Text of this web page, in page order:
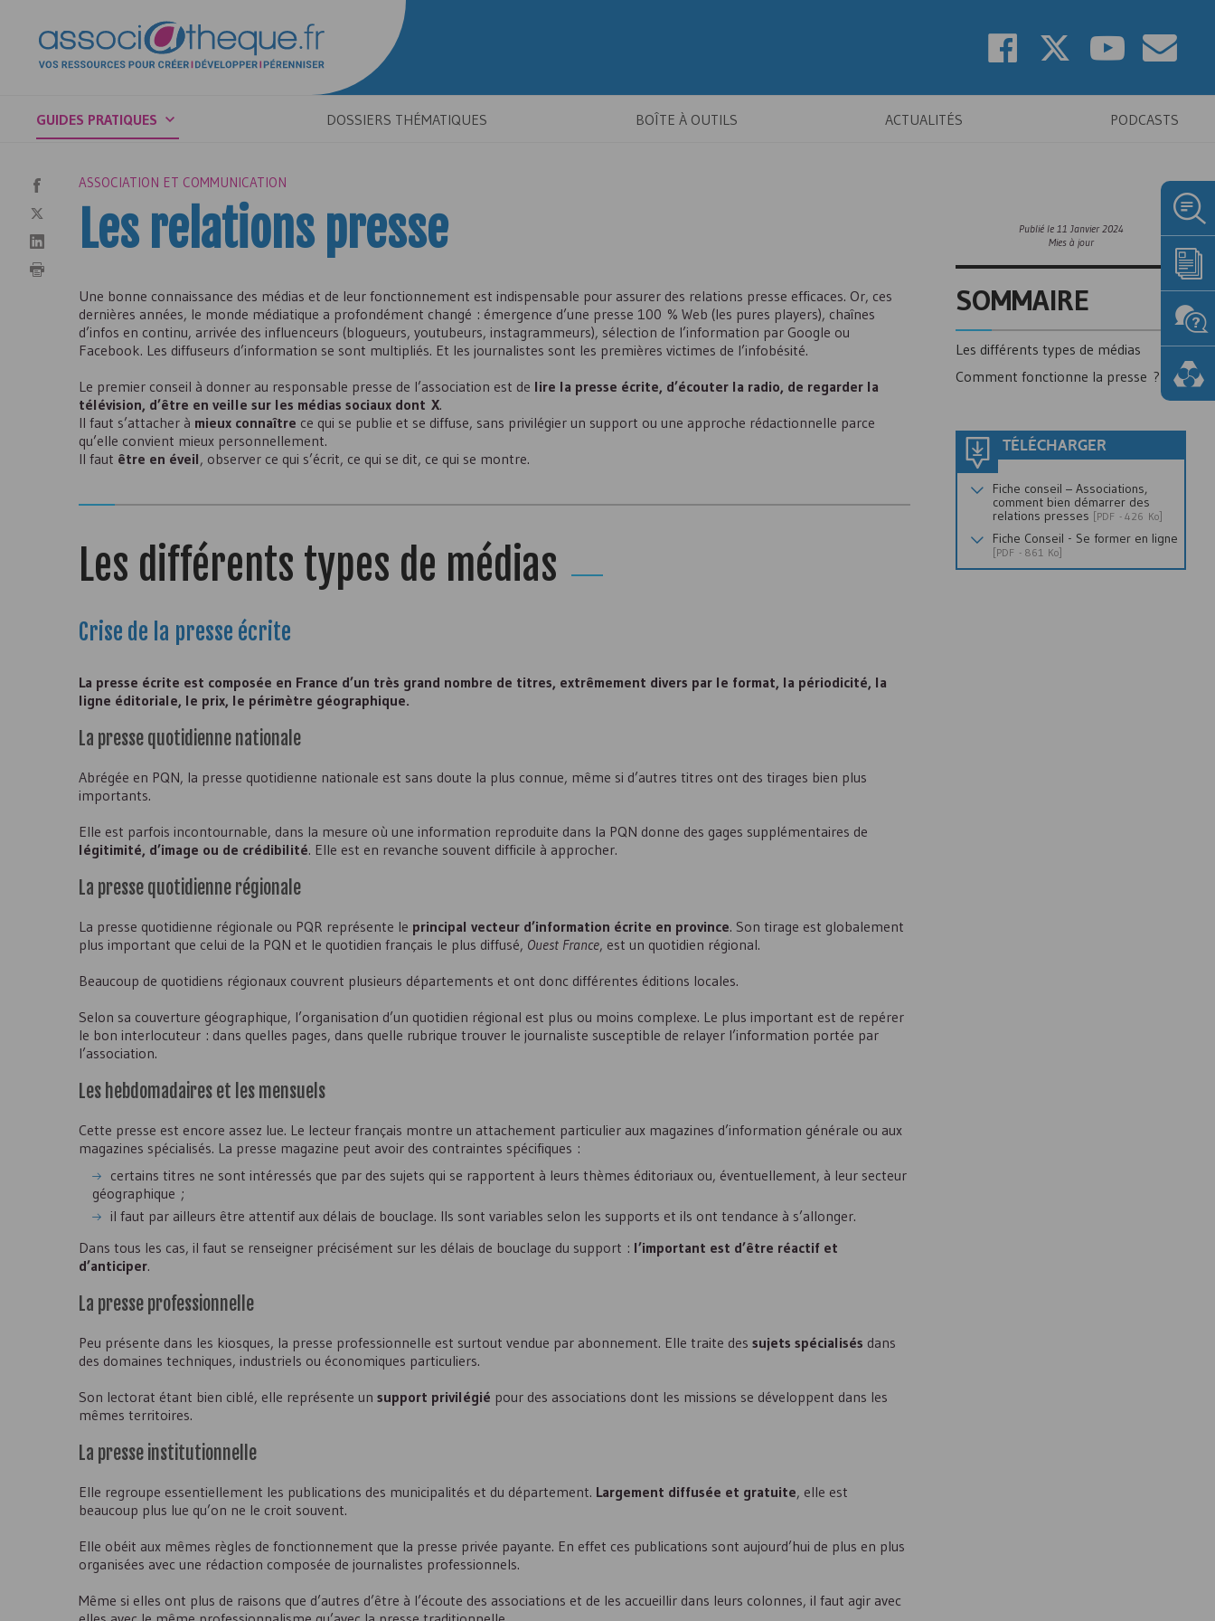
GUIDES PRATIQUES DOSSIERS THÉMATIQUES BOÎTE À OUTILS ACTUALITÉS PODCASTS
ASSOCIATION ET COMMUNICATION
Les relations presse
Une bonne connaissance des médias et de leur fonctionnement est indispensable pour assurer des relations presse efficaces. Or, ces
dernières années, le monde médiatique a profondément changé : émergence d’une presse 100 % Web (les pures players), chaînes
d’infos en continu, arrivée des influenceurs (blogueurs, youtubeurs, instagrammeurs), sélection de l’information par Google ou
Facebook. Les diffuseurs d’information se sont multipliés. Et les journalistes sont les premières victimes de l’infobésité.
Le premier conseil à donner au responsable presse de l’association est de lire la presse écrite, d’écouter la radio, de regarder la
télévision, d’être en veille sur les médias sociaux dont X.
Il faut s’attacher à mieux connaître ce qui se publie et se diffuse, sans privilégier un support ou une approche rédactionnelle parce
qu’elle convient mieux personnellement.
Il faut être en éveil, observer ce qui s’écrit, ce qui se dit, ce qui se montre.
Les différents types de médias
Crise de la presse écrite
La presse écrite est composée en France d’un très grand nombre de titres, extrêmement divers par le format, la périodicité, la
ligne éditoriale, le prix, le périmètre géographique.
La presse quotidienne nationale
Abrégée en PQN, la presse quotidienne nationale est sans doute la plus connue, même si d’autres titres ont des tirages bien plus
importants.
Elle est parfois incontournable, dans la mesure où une information reproduite dans la PQN donne des gages supplémentaires de
légitimité, d’image ou de crédibilité. Elle est en revanche souvent difficile à approcher.
La presse quotidienne régionale
La presse quotidienne régionale ou PQR représente le principal vecteur d’information écrite en province. Son tirage est globalement
plus important que celui de la PQN et le quotidien français le plus diffusé, Ouest France, est un quotidien régional.
Beaucoup de quotidiens régionaux couvrent plusieurs départements et ont donc différentes éditions locales.
Selon sa couverture géographique, l’organisation d’un quotidien régional est plus ou moins complexe. Le plus important est de repérer
le bon interlocuteur : dans quelles pages, dans quelle rubrique trouver le journaliste susceptible de relayer l’information portée par
l’association.
Les hebdomadaires et les mensuels
Cette presse est encore assez lue. Le lecteur français montre un attachement particulier aux magazines d’information générale ou aux
magazines spécialisés. La presse magazine peut avoir des contraintes spécifiques :
certains titres ne sont intéressés que par des sujets qui se rapportent à leurs thèmes éditoriaux ou, éventuellement, à leur secteur
géographique ;
il faut par ailleurs être attentif aux délais de bouclage. Ils sont variables selon les supports et ils ont tendance à s’allonger.
Dans tous les cas, il faut se renseigner précisément sur les délais de bouclage du support : l’important est d’être réactif et
d’anticiper.
La presse professionnelle
Peu présente dans les kiosques, la presse professionnelle est surtout vendue par abonnement. Elle traite des sujets spécialisés dans
des domaines techniques, industriels ou économiques particuliers.
Son lectorat étant bien ciblé, elle représente un support privilégié pour des associations dont les missions se développent dans les
mêmes territoires.
La presse institutionnelle
Elle regroupe essentiellement les publications des municipalités et du département. Largement diffusée et gratuite, elle est
beaucoup plus lue qu’on ne le croit souvent.
Elle obéit aux mêmes règles de fonctionnement que la presse privée payante. En effet ces publications sont aujourd’hui de plus en plus
organisées avec une rédaction composée de journalistes professionnels.
Même si elles ont plus de raisons que d’autres d’être à l’écoute des associations et de les accueillir dans leurs colonnes, il faut agir avec
Publié le 11 Janvier 2024
Mies à jour
SOMMAIRE
Les différents types de médias
Comment fonctionne la presse ?
TÉLÉCHARGER
Fiche conseil – Associations,
comment bien démarrer des
relations presses [PDF - 426 Ko]
Fiche Conseil - Se former en ligne
[PDF - 861 Ko]